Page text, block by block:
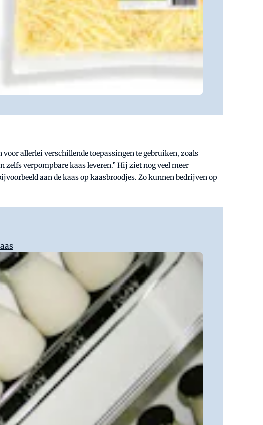
allerlei verschillende toepassingen te gebruiken, zoals
verpompbare kaas leveren.” Hij ziet nog veel meer
aan de kaas op kaasbroodjes. Zo kunnen bedrijven op